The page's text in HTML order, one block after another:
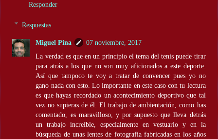
Responder
Respuestas
Miguel Pina
07 noviembre, 2017
La verdad es que en un principio el tema del tenis puede tirar
para atrás a los que no son muy aficionados a este deporte.
Así que tampoco te voy a tratar de convencer pues yo no
gano nada con esto. Lo importante en este caso con tu lectura
es que hayas recordado un acontecimiento deportivo que tal
vez no supieras de él. El trabajo de ambientación, como has
comentado, es maravilloso, y por supuesto que lleva detrás
un trabajo increíble, especialmente en vestuario y en la
búsqueda de unas lentes de fotografía fabricadas en los años